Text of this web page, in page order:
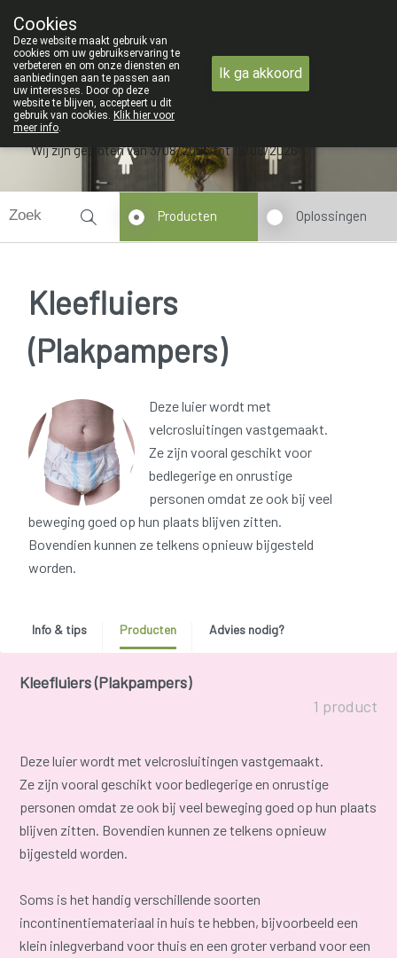
09 228 32 36
Wij zijn gesloten van 3/08/2026 tot 19/08/2026
Producten Oplossingen
Kleefluiers
(Plakpampers)
Deze luier wordt met
velcrosluitingen vastgemaakt.
Ze zijn vooral geschikt voor
bedlegerige en onrustige
personen omdat ze ook bij veel
beweging goed op hun plaats blijven zitten.
Bovendien kunnen ze telkens opnieuw bijgesteld
worden.
Info & tips Producten Advies nodig?
Kleefluiers (Plakpampers)
1 product
Deze luier wordt met velcrosluitingen vastgemaakt.
Ze zijn vooral geschikt voor bedlegerige en onrustige
personen omdat ze ook bij veel beweging goed op hun plaats
blijven zitten. Bovendien kunnen ze telkens opnieuw
bijgesteld worden.
Soms is het handig verschillende soorten
incontinentiemateriaal in huis te hebben, bijvoorbeeld een
klein inlegverband voor thuis en een groter verband voor een
Cookies
Deze website maakt gebruik van
cookies om uw gebruikservaring te
verbeteren en om onze diensten en
aanbiedingen aan te passen aan
uw interesses. Door op deze
website te blijven, accepteert u dit
gebruik van cookies. Klik hier voor
meer info.
Ik ga akkoord